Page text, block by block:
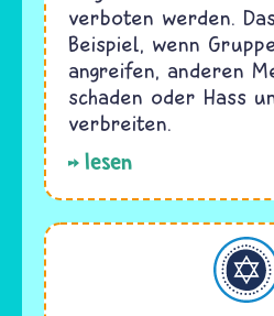
verboten werden.
Beispiel, wenn
angreifen, anderen
schaden oder Hass
verbreiten.
lesen
Judentum